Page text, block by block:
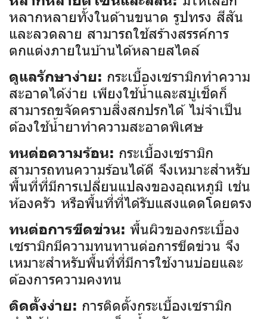
หลากหลายทั้งในด้านขนาด รูปทรง สีสัน
และลวดลาย สามารถใช้สร้างสรรค์การ
ตกแต่งภายในบ้านได้หลายสไตล์
ดูแลรักษาง่าย: กระเบื้องเซรามิกทำความ
สะอาดได้ง่าย เพียงใช้น้ำและสบู่เช็ดก็
สามารถขจัดคราบสิ่งสกปรกได้ ไม่จำเป็น
ต้องใช้น้ำยาทำความสะอาดพิเศษ
ทนต่อความร้อน: กระเบื้องเซรามิก
สามารถทนความร้อนได้ดี จึงเหมาะสำหรับ
พื้นที่ที่มีการเปลี่ยนแปลงของอุณหภูมิ เช่น
ห้องครัว หรือพื้นที่ที่ได้รับแสงแดดโดยตรง
ทนต่อการขีดข่วน: พื้นผิวของกระเบื้อง
เซรามิกมีความทนทานต่อการขีดข่วน จึง
เหมาะสำหรับพื้นที่ที่มีการใช้งานบ่อยและ
ต้องการความคงทน
ติดตั้งง่าย: การติดตั้งกระเบื้องเซรามิก